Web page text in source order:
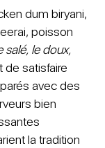
dum biryani,
poisson
salé, le doux,
de satisfaire
avec des
bien
la tradition